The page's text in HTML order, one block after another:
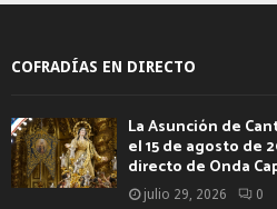
COFRADÍAS EN DIRECTO
La Asunción de
el 15 de agosto de
directo de Onda
julio 29, 2026 0